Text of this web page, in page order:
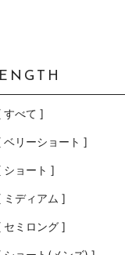
すべて ]
ベリーショート ]
ショート ]
ミディアム ]
セミロング ]